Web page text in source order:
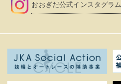
おおぎだ公式インスタグラム